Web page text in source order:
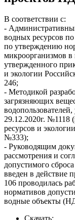
В соответствии с:
-
водных ресурсов
по утверждению
микроорганизмов в
утвержденного
и экологии
246;
- Методикой
загрязняющих
29.12.2020г. №1118
ресурсов и
№333);
- Руководящим
рассмотрения и
допустимого
введен в действие
106 проводилась
нормативов
водные объекты